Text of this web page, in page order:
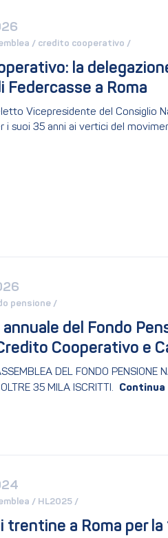
/ credito cooperativo /
la
Federcasse a Roma
Vicepresidente del Consiglio
i suoi 35 anni ai vertici del
pensione /
del Fondo
Cooperativo e
DEL FONDO PENSIONE
35 MILA ISCRITTI.
/ HL2025 /
trentine a Roma per